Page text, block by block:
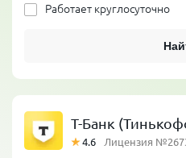
Работает круглосуточно
Т-Банк
4.6 Лицензия